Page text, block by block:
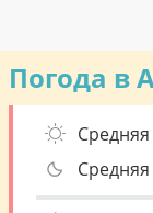
Погода в